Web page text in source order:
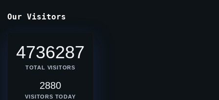
Our Visitors
4736287
TOTAL VISITORS
2880
VISITORS TODAY